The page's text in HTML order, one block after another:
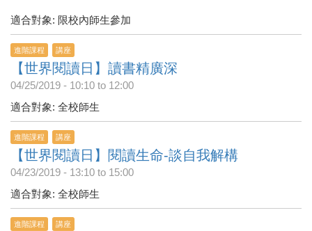
適合對象: 限校內師生參加
進階課程 講座
【世界閱讀日】讀書精廣深
04/25/2019 - 10:10 to 12:00
適合對象: 全校師生
進階課程 講座
【世界閱讀日】閱讀生命-談自我解構
04/23/2019 - 13:10 to 15:00
適合對象: 全校師生
進階課程 講座